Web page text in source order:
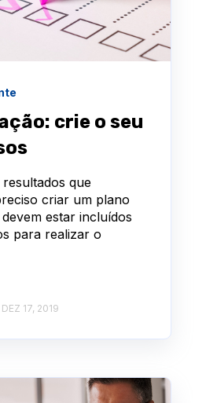
crie o seu
que
criar um plano
estar incluídos
para realizar o
DEZ 17, 2019